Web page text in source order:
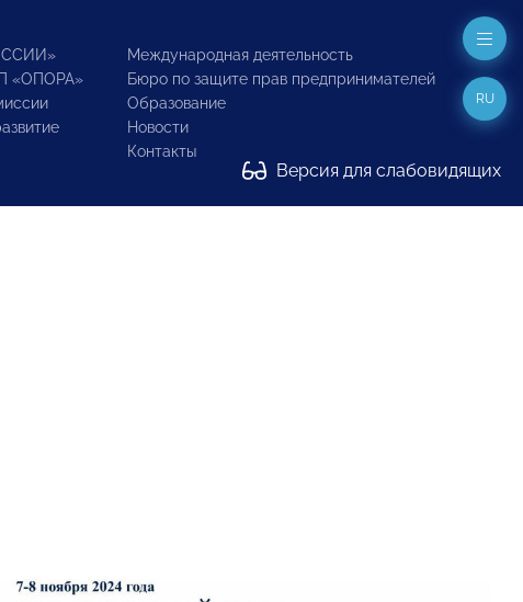
«ОПОРА»
Международная деятельность
Бюро по защите прав предпринимателей
Образование
Новости
Контакты
Версия для слабовидящих
RU